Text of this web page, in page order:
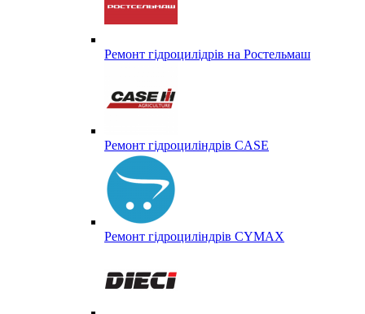
Ремонт гідроцилідрів на Ростельмаш
Ремонт гідроциліндрів CASE
Ремонт гідроциліндрів CYMAX